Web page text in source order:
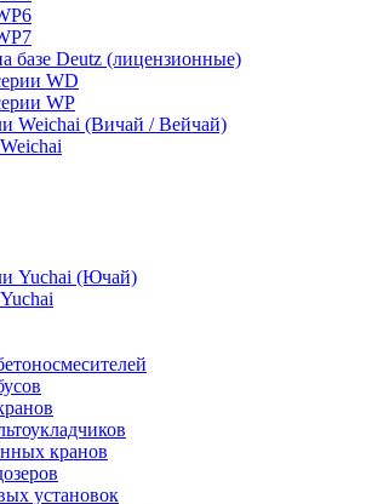
базе Deutz (лицензионные)
WD
WP
Weichai (Вичай / Вейчай)
Yuchai (Ючай)
кранов
установок